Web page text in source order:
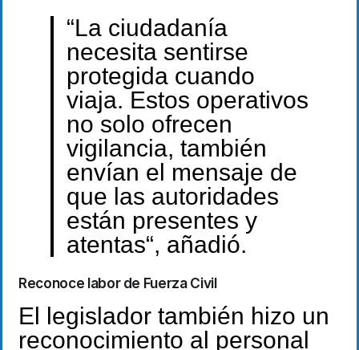
“La ciudadanía
necesita sentirse
protegida cuando
viaja. Estos operativos
no solo ofrecen
vigilancia, también
envían el mensaje de
que las autoridades
están presentes y
atentas“, añadió.
Reconoce labor de Fuerza Civil
El legislador también hizo un
reconocimiento al personal